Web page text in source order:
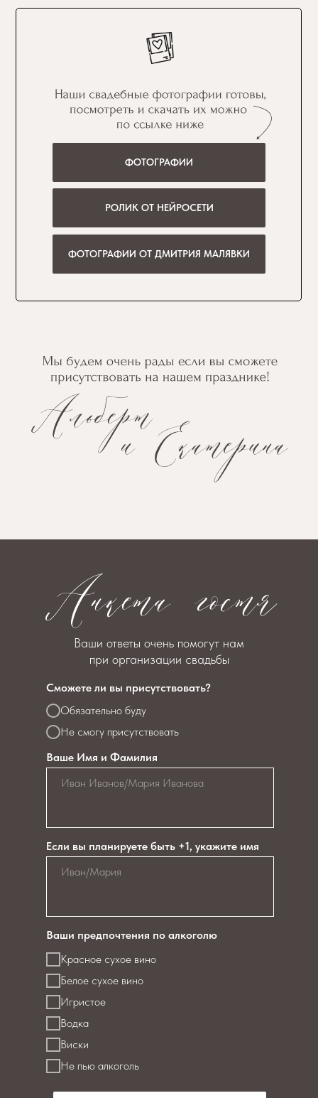
РОЛИК ОТ НЕЙРОСЕТИ
ФОТОГРАФИИ ОТ ДМИТРИЯ МАЛЯВКИ
ФОТОГРАФИИ
Ваши ответы очень помогут нам
при организации свадьбы
Сможете ли вы присутствовать?
Обязательно буду
Не смогу присутствовать
Ваше Имя и Фамилия
Если вы планируете быть +1, укажите имя
Ваши предпочтения по алкоголю
Красное сухое вино
Белое сухое вино
Игристое
Водка
Виски
Не пью алкоголь